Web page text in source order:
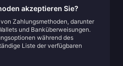
akzeptieren Sie?
Zahlungsmethoden, darunter
und Banküberweisungen.
während des
Liste der verfügbaren